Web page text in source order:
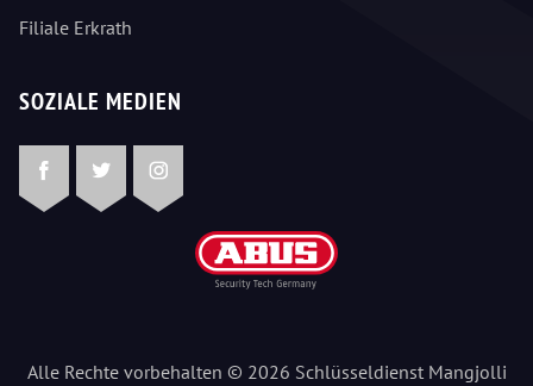
Filiale Erkrath
SOZIALE MEDIEN
FacebookTwitterInstagram
Alle Rechte vorbehalten © 2026 Schlüsseldienst Mangjolli